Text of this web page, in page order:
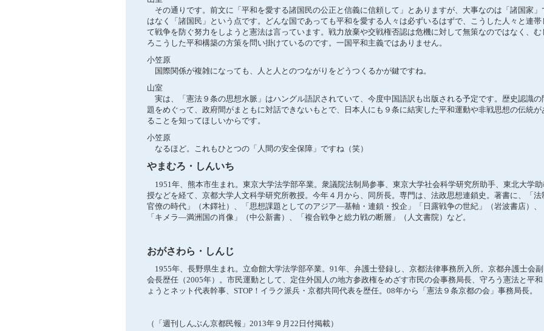
その通りです。前文に「平和を愛する諸国民の公正と信義に信頼して」とありますが、大事なのは「諸国家」
はなく「諸国民」という点です。どんな国であっても平和を愛する人々は必ずいるはずで、こうした人々と連帯
て戦争を防ぐ努力をしようと憲法は言っています。戦力放棄や交戦権否認は危機に対して無策なのではなく、む
ろこうした平和構築の方策を問い掛けているのです。一国平和主義ではありません。
小笠原
国際関係が複雑になっても、人と人とのつながりをどうつくるかが鍵ですね。
山室
実は、「憲法９条の思想水脈」はハングル語訳されていて、今度中国語訳も出版される予定です。歴史認識の
題をめぐって、政府間がまともに対話できないもとで、日本人にも９条に結実した平和運動や非戦思想の伝統が
ることを知ってほしいからです。
小笠原
なるほど。これもひとつの「人間の安全保障」ですね（笑）
やまむろ・しんいち
1951年、熊本市生まれ。東京大学法学部卒業。衆議院法制局参事、東京大学社会科学研究所助手、東北大学
授などを経て、京都大学人文科学研究所教授。今年４月から、同所長。専門は、法政思想連鎖史。著書に、「法
官僚の時代」（木鐸社）、「思想課題としてのアジア―基軸・連鎖・投企」「日露戦争の世紀」（岩波書店）、
「キメラ―満洲国の肖像」（中公新書）、「複合戦争と総力戦の断層」（人文書院）など。
おがさわら・しんじ
1955年、長野県生まれ。立命館大学法学部卒業。91年、弁護士登録し、京都法律事務所入所。京都弁護士会副
会長歴任（2005年）。市民運動として、定住外国人の地方参政権をめざす市民の会事務局長、守ろう憲法と平和
ょうとネット代表幹事、STOP！イラク派兵・京都共同代表を歴任。08年から「憲法９条京都の会」事務局長。
（「週刊しんぶん京都民報」2013年９月22日付掲載）